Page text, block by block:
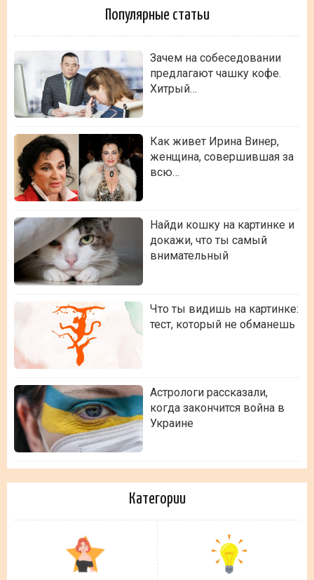
Популярные статьи
Зачем на собеседовании
предлагают чашку кофе.
Хитрый…
Как живет Ирина Винер,
женщина, совершившая за
всю…
Найди кошку на картинке и
докажи, что ты самый
внимательный
Что ты видишь на картинке:
тест, который не обманешь
Астрологи рассказали,
когда закончится война в
Украине
Категории